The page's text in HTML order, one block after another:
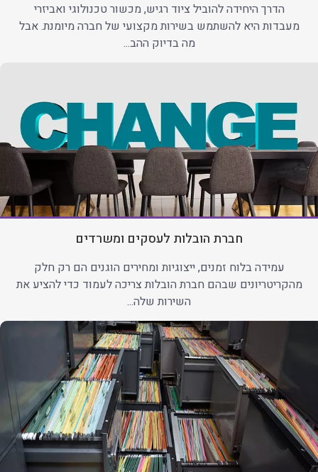
הדרך היחידה להוביל ציוד רגיש, מכשור טכנולוגי ואביזרי
מעבדות היא להשתמש בשירות מקצועי של חברה מיומנת. אבל
מה בדיוק ההב...
חברת הובלות לעסקים ומשרדים
עמידה בלוח זמנים, ייצוגיות ומחירים הוגנים הם רק חלק
מהקריטריונים שבהם חברת הובלות צריכה לעמוד כדי להציע את
השירות שלה...